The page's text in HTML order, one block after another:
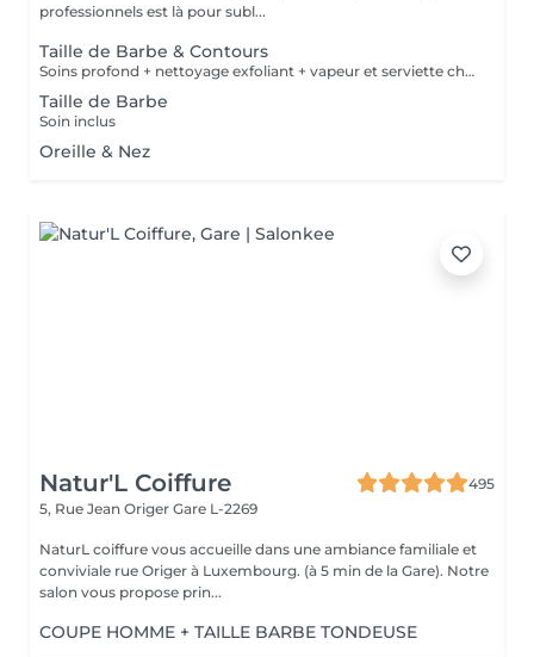
professionnels est là pour subl...
Taille de Barbe & Contours
Soins profond + nettoyage exfoliant + vapeur et serviette chaude/froide
Taille de Barbe
Soin inclus
Oreille & Nez
Natur'L Coiffure
495
5, Rue Jean Origer Gare L-2269
NaturL coiffure vous accueille dans une ambiance familiale et
conviviale rue Origer à Luxembourg. (à 5 min de la Gare). Notre
salon vous propose prin...
COUPE HOMME + TAILLE BARBE TONDEUSE